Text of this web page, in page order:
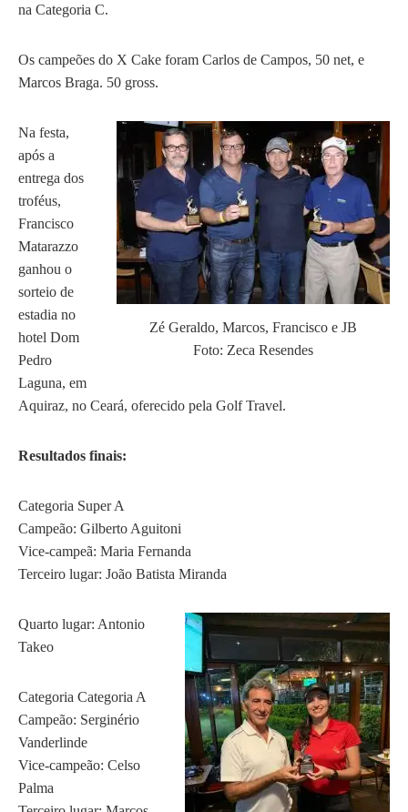
na Categoria C.
Os campeões do X Cake foram Carlos de Campos, 50 net, e
Marcos Braga. 50 gross.
Zé Geraldo, Marcos, Francisco e JB
Foto: Zeca Resendes
Na festa,
após a
entrega dos
troféus,
Francisco
Matarazzo
ganhou o
sorteio de
estadia no
hotel Dom
Pedro
Laguna, em
Aquiraz, no Ceará, oferecido pela Golf Travel.
Resultados finais:
Categoria Super A
Campeão: Gilberto Aguitoni
Vice-campeã: Maria Fernanda
Terceiro lugar: João Batista Miranda
Quarto lugar: Antonio
Takeo
Categoria Categoria A
Campeão: Serginério
Vanderlinde
Vice-campeão: Celso
Palma